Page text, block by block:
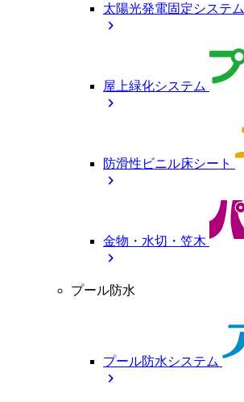
太陽光発電固定システム
chevron_right
屋上緑化システム
chevron_right
防滑性ビニル床シート
chevron_right
金物・水切・笠木
chevron_right
プール防水
プール防水システム
chevron_right